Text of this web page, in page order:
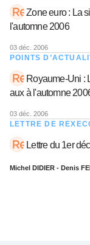
Zone euro : La
l'automne 2006
03 déc. 2006
POINTS
Royaume-Uni :
aux à l'automne
03 déc. 2006
LETTRE DE
Lettre du 1er
Michel DIDIER - Denis